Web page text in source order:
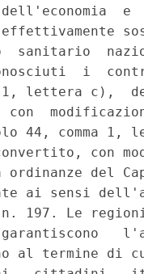
e
sanitario
i
1, lettera c),
44, comma 1,
con
del
ai sensi
n. 197. Le
al termine di